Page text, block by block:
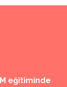
eğitiminde